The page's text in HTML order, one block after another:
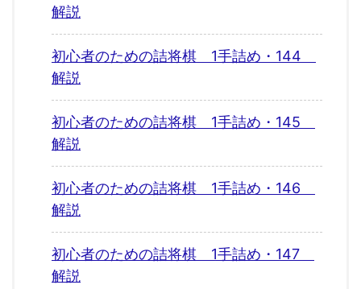
解説
初心者のための詰将棋 1手詰め・144
解説
初心者のための詰将棋 1手詰め・145
解説
初心者のための詰将棋 1手詰め・146
解説
初心者のための詰将棋 1手詰め・147
解説